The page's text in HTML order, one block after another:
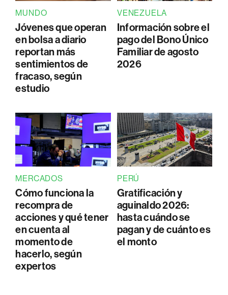
MUNDO
Jóvenes que operan
en bolsa a diario
reportan más
sentimientos de
fracaso, según
estudio
VENEZUELA
Información sobre el
pago del Bono Único
Familiar de agosto
2026
MERCADOS
Cómo funciona la
recompra de
acciones y qué tener
en cuenta al
momento de
hacerlo, según
expertos
PERÚ
Gratificación y
aguinaldo 2026:
hasta cuándo se
pagan y de cuánto es
el monto